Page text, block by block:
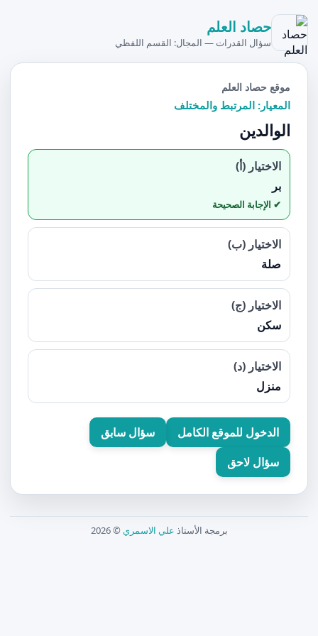
حصاد العلم
سؤال القدرات — المجال: القسم اللفظي
موقع حصاد العلم
المعيار: المرتبط والمختلف
الوالدين
الاختيار (أ)
بر
الاختيار (ب)
صلة
الاختيار (ج)
سكن
الاختيار (د)
منزل
الدخول للموقع الكامل
سؤال سابق
سؤال لاحق
برمجة الأستاذ علي الاسمري © 2026